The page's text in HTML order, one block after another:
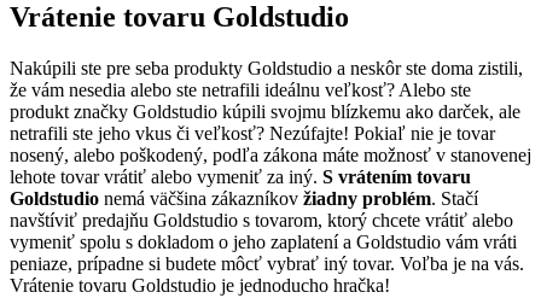
Vrátenie tovaru Goldstudio
Nakúpili ste pre seba produkty Goldstudio a neskôr ste doma zistili,
že vám nesedia alebo ste netrafili ideálnu veľkosť? Alebo ste
produkt značky Goldstudio kúpili svojmu blízkemu ako darček, ale
netrafili ste jeho vkus či veľkosť? Nezúfajte! Pokiaľ nie je tovar
nosený, alebo poškodený, podľa zákona máte možnosť v stanovenej
lehote tovar vrátiť alebo vymeniť za iný. S vrátením tovaru
Goldstudio nemá väčšina zákazníkov žiadny problém. Stačí
navštíviť predajňu Goldstudio s tovarom, ktorý chcete vrátiť alebo
vymeniť spolu s dokladom o jeho zaplatení a Goldstudio vám vráti
peniaze, prípadne si budete môcť vybrať iný tovar. Voľba je na vás.
Vrátenie tovaru Goldstudio je jednoducho hračka!